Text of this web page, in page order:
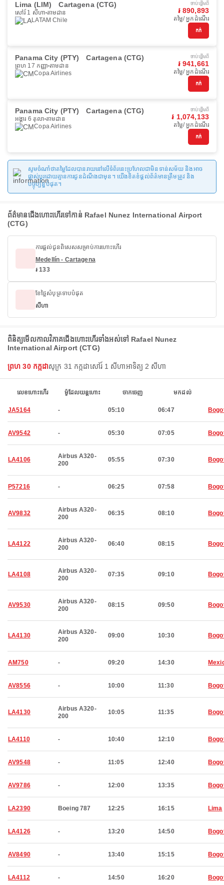
Lima (LIM) Cartagena (CTG)
សៅរ៍ 1 សីហា តាមដាន
LATAM Chile
ចាប់ផ្ដើមពី
៛ 890,893
តម្លៃ/ អ្នកដំណើរ
កក់
Panama City (PTY) Cartagena (CTG)
ព្រហ 17 កញ្ញា តាមដាន
Copa Airlines
ចាប់ផ្ដើមពី
៛ 941,661
តម្លៃ/ អ្នកដំណើរ
កក់
Panama City (PTY) Cartagena (CTG)
អង្គារ 6 តុលា តាមដាន
Copa Airlines
ចាប់ផ្ដើមពី
៛ 1,074,133
តម្លៃ/ អ្នកដំណើរ
កក់
សូមចំណាំថាតម្លៃដែលបានរាយនៅលើទំព័រនេះប្រហែលជាមិនទាន់សម័យ និងអាច
ផ្លាស់ប្តូរដោយគ្មានការជូនដំណឹងជាមុន។ យើងខិតខំផ្តល់ព័ត៌មានត្រឹមត្រូវ និង
បច្ចុប្បន្នបំផុត។
ព័ត៌មានជើងហោះហើរទៅកាន់ Rafael Nunez International Airport
(CTG)
ការផ្តល់ជូនពិសេសសម្រាប់ការហោះហើរ
Medellín - Cartagena
៛ 133
ខែថ្លៃសំបុត្រទាបបំផុត
សីហា
ពិនិត្យមើលកាលវិភាគជើងហោះហើរទាំងអស់ទៅ Rafael Nunez
International Airport (CTG)
ព្រហ 30 កក្កដាសុក្រ 31 កក្កដាសៅរ៍ 1 សីហាអាទិត្យ 2 សីហា
លេខហោះហើរ ម៉ូដែលយន្តហោះ ចាកចេញ មកដល់
JA5164 - 05:10 06:47
AV9542 - 05:30 07:05
LA4106
Airbus A320-
200
05:55 07:30
P57216 - 06:25 07:58
AV9832
Airbus A320-
200
06:35 08:10
LA4122
Airbus A320-
200
06:40 08:15
LA4108
Airbus A320-
200
07:35 09:10
AV9530
Airbus A320-
200
08:15 09:50
LA4130
Airbus A320-
200
09:00 10:30
AM750 - 09:20 14:30
AV8556 - 10:00 11:30
LA4130
Airbus A320-
200
10:05 11:35
LA4110 - 10:40 12:10
AV9548 - 11:05 12:40
AV9786 - 12:00 13:35
LA2390 Boeing 787 12:25 16:15 Lima
LA4126 - 13:20 14:50
AV8490 - 13:40 15:15
LA4112 - 14:50 16:20